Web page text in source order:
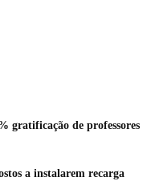
gratificação de professores
a instalarem recarga